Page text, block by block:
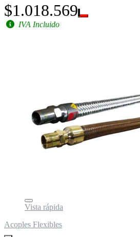
$1.018.569
IVA Incluido
Vista rápida
Acoples Flexibles